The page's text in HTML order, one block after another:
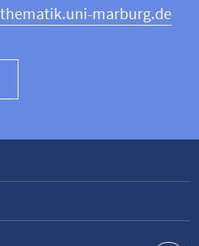
marburg.de